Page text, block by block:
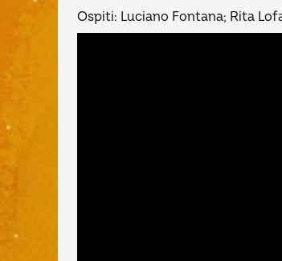
Ospiti: Luciano Fontana; Rita